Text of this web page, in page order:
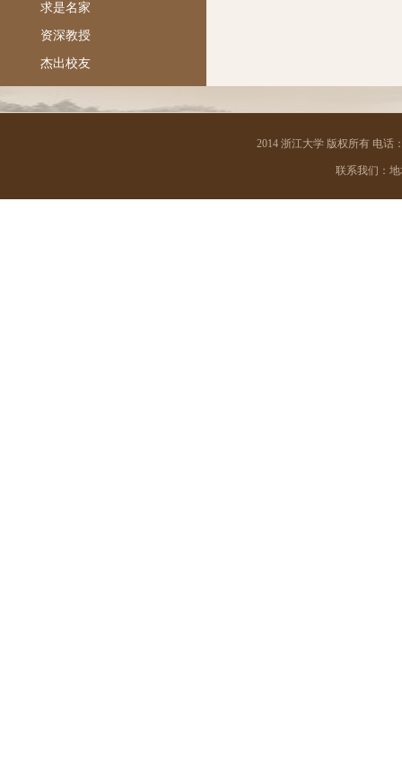
求是名家
资深教授
杰出校友
2014 浙江大学 版权所有 电话
联系我们：地